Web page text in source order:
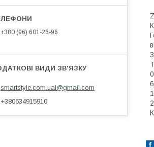
+380 (96) 601-26-96
smartstyle.com.ual@gmail.com
+380634915910